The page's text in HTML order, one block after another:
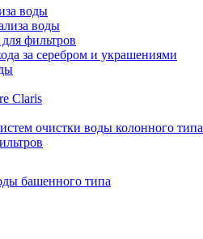
воды
воды
фильтров
за серебром и украшениями
Claris
очистки воды колонного типа
башенного типа